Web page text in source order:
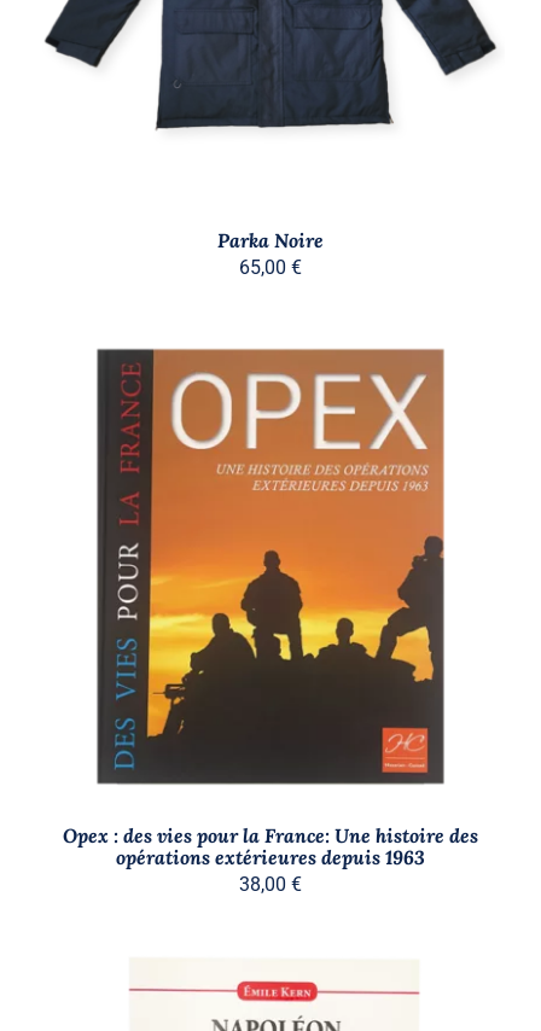
PLUSIEURS
VARIATIONS.
LES
OPTIONS
PEUVENT
Parka Noire
65,00 €
AJOUTER AU PANIER
DÉTAILS
Opex : des vies pour la France: Une histoire des
opérations extérieures depuis 1963
38,00 €